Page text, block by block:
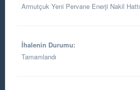
Armutçuk Yeni Pervane Enerji Nakil Hattı
İhalenin Durumu:
Tamamlandı